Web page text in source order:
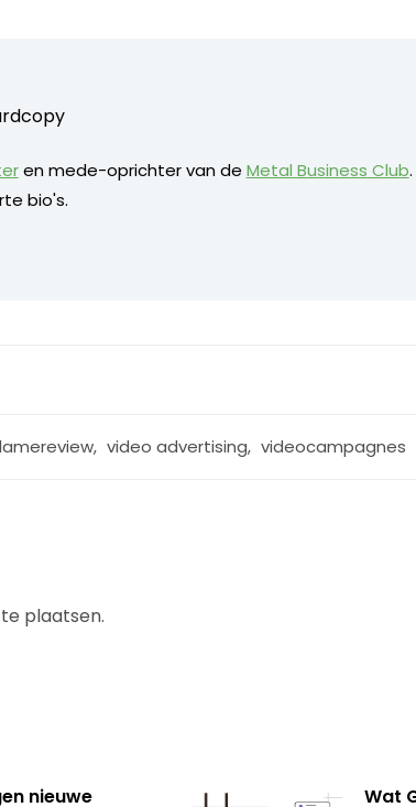
en mede-oprichter van de Metal Business Club
bio's.
, video advertising, videocampagnes
plaatsen.
nieuwe Wat